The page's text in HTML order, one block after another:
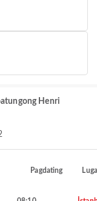
Henri
Pagdating